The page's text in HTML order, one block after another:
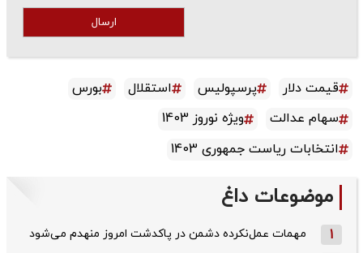
ارسال
قیمت دلار پرسپولیس استقلال
بورس
سهام عدالت
ویژه نوروز 1403
انتخابات ریاست جمهوری 1403
موضوعات داغ
1 مهمات عمل‌نکرده دشمن در پاکدشت امروز منهدم می‌شود